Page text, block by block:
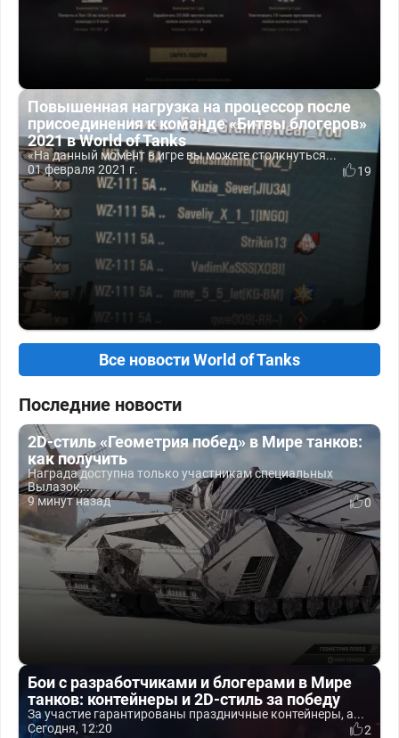
Повышенная нагрузка на процессор после
присоединения к команде «Битвы блогеров»
2021 в World of Tanks
«На данный момент в игре вы можете столкнуться...
01 февраля 2021 г.
19
Все новости World of Tanks
Последние новости
2D-стиль «Геометрия побед» в Мире танков:
как получить
Награда доступна только участникам специальных
Вылазок,...
9 минут назад
0
Бои с разработчиками и блогерами в Мире
танков: контейнеры и 2D-стиль за победу
За участие гарантированы праздничные контейнеры, а...
Сегодня, 12:20
2